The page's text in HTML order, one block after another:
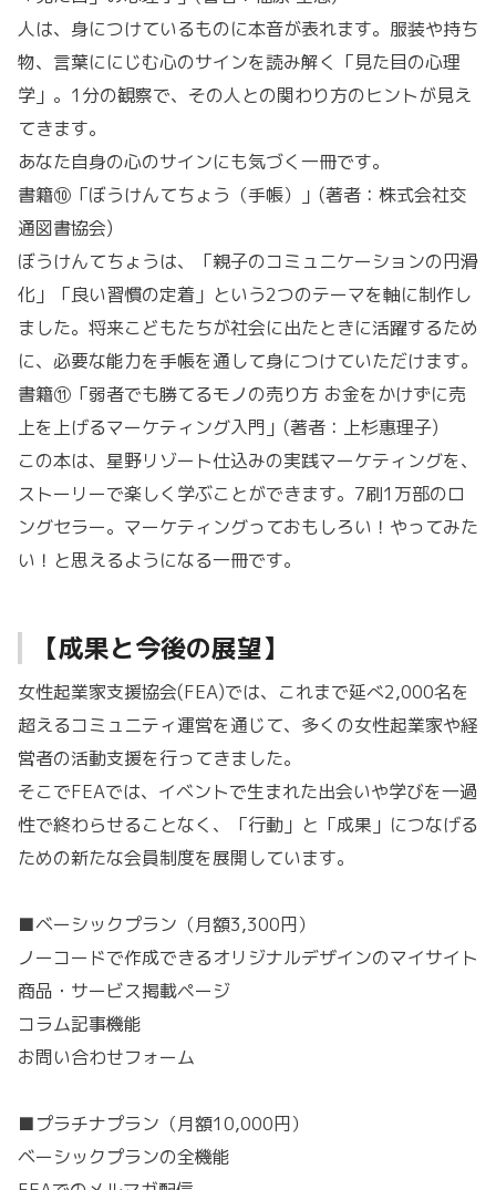
人は、身につけているものに本音が表れます。服装や持ち
物、言葉ににじむ心のサインを読み解く「見た目の心理
学」。1分の観察で、その人との関わり方のヒントが見え
てきます。
あなた自身の心のサインにも気づく一冊です。
書籍⑩「ぼうけんてちょう（手帳）」(著者：株式会社交
通図書協会)
ぼうけんてちょうは、「親子のコミュニケーションの円滑
化」「良い習慣の定着」という2つのテーマを軸に制作し
ました。将来こどもたちが社会に出たときに活躍するため
に、必要な能力を手帳を通して身につけていただけます。
書籍⑪「弱者でも勝てるモノの売り方 お金をかけずに売
上を上げるマーケティング入門」(著者：上杉惠理子)
この本は、星野リゾート仕込みの実践マーケティングを、
ストーリーで楽しく学ぶことができます。7刷1万部のロ
ングセラー。マーケティングっておもしろい！やってみた
い！と思えるようになる一冊です。
【成果と今後の展望】
女性起業家支援協会(FEA)では、これまで延べ2,000名を
超えるコミュニティ運営を通じて、多くの女性起業家や経
営者の活動支援を行ってきました。
そこでFEAでは、イベントで生まれた出会いや学びを一過
性で終わらせることなく、「行動」と「成果」につなげる
ための新たな会員制度を展開しています。
■ベーシックプラン（月額3,300円）
ノーコードで作成できるオリジナルデザインのマイサイト
商品・サービス掲載ページ
コラム記事機能
お問い合わせフォーム
■プラチナプラン（月額10,000円）
ベーシックプランの全機能